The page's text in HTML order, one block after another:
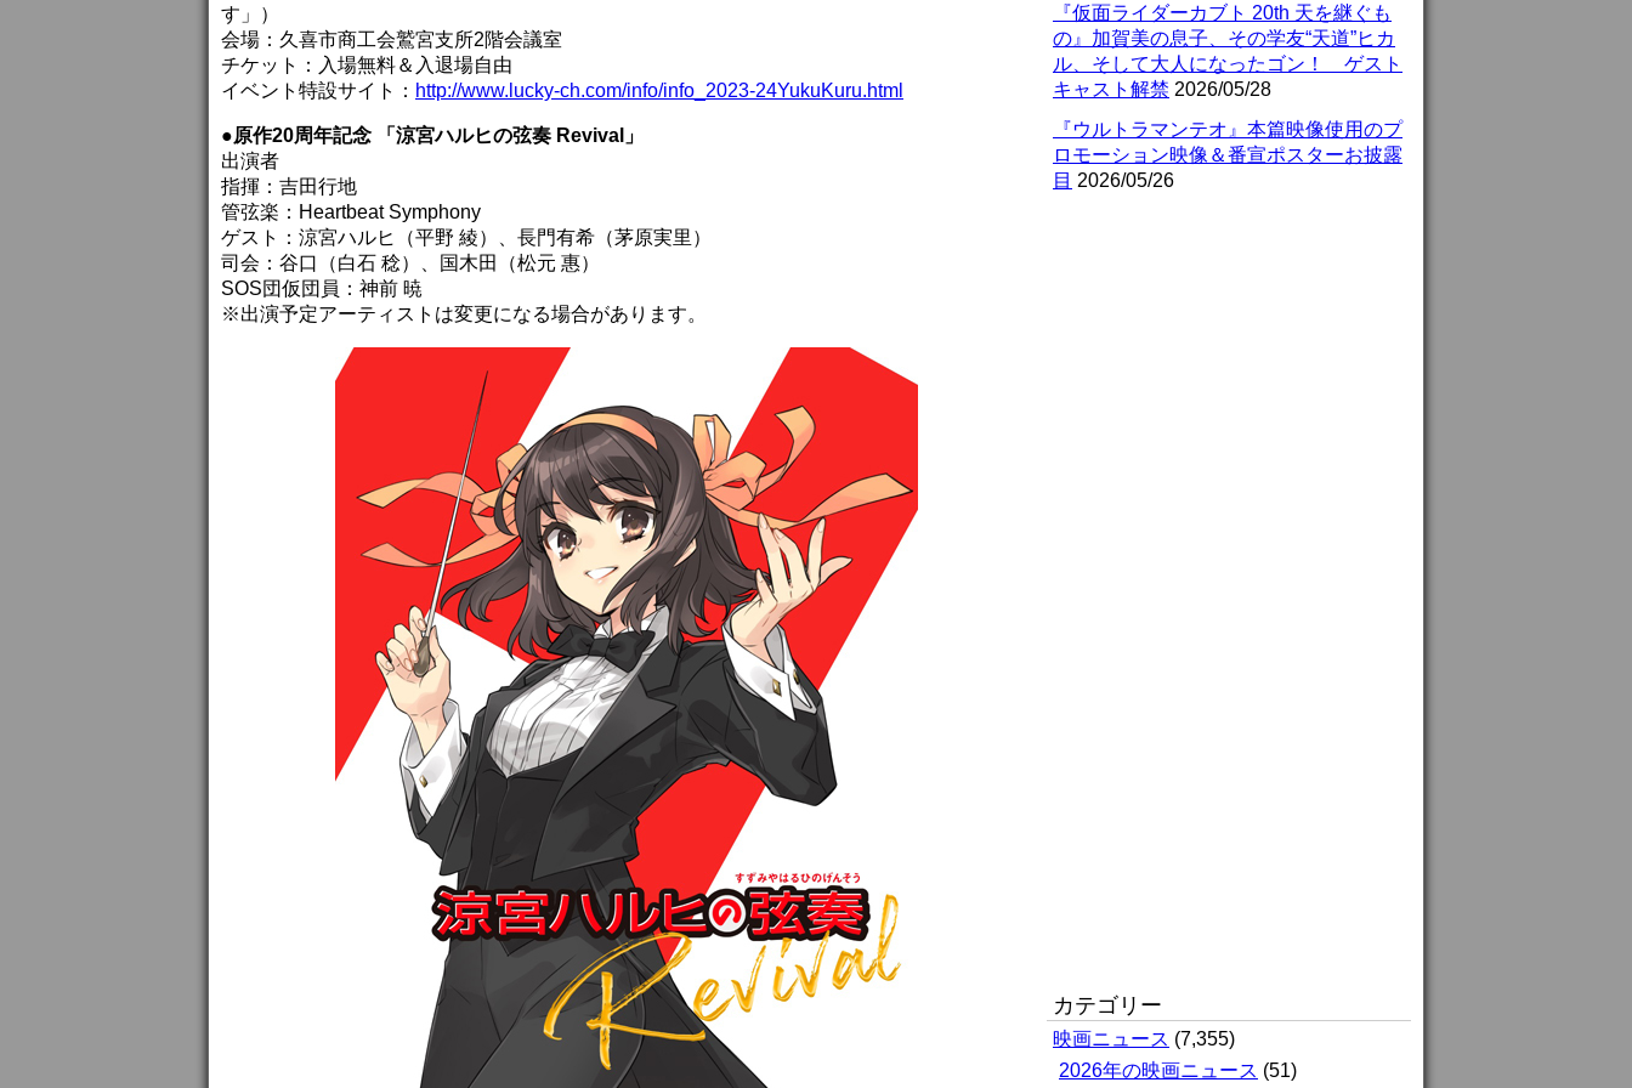
す」）
会場：久喜市商工会鷲宮支所2階会議室
チケット：入場無料＆入退場自由
イベント特設サイト： http://www.lucky-ch.com/info/info_2023-24YukuKuru.html
●原作20周年記念 「涼宮ハルヒの弦奏 Revival」
出演者
指揮：吉田行地
管弦楽：Heartbeat Symphony
ゲスト：涼宮ハルヒ（平野 綾）、長門有希（茅原実里）
司会：谷口（白石 稔）、国木田（松元 惠）
SOS団仮団員：神前 暁
※出演予定アーティストは変更になる場合があります。
『仮面ライダーカブト 20th 天を継ぐも
の』加賀美の息子、その学友“天道”ヒカ
ル、そして大人になったゴン！ ゲスト
キャスト解禁 2026/05/28
『ウルトラマンテオ』本篇映像使用のプ
ロモーション映像＆番宣ポスターお披露
目 2026/05/26
カテゴリー
映画ニュース (7,355)
2026年の映画ニュース (51)